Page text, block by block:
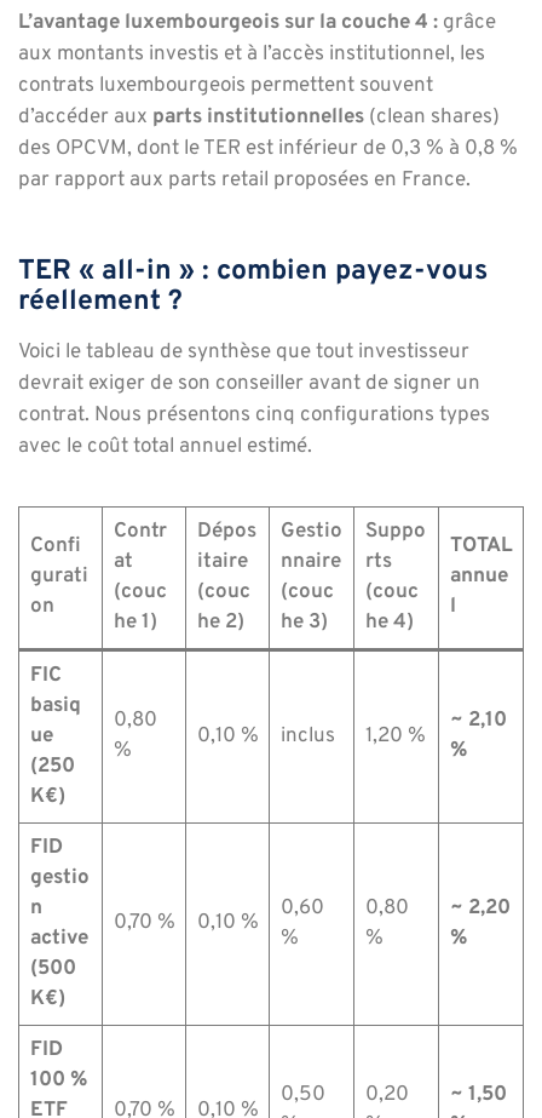
L’avantage luxembourgeois sur la couche 4 : grâce
aux montants investis et à l’accès institutionnel, les
contrats luxembourgeois permettent souvent
d’accéder aux parts institutionnelles (clean shares)
des OPCVM, dont le TER est inférieur de 0,3 % à 0,8 %
par rapport aux parts retail proposées en France.
TER « all-in » : combien payez-vous
réellement ?
Voici le tableau de synthèse que tout investisseur
devrait exiger de son conseiller avant de signer un
contrat. Nous présentons cinq configurations types
avec le coût total annuel estimé.
Confi
gurati
on
Contr
at
(couc
he 1)
Dépos
itaire
(couc
he 2)
Gestio
nnaire
(couc
he 3)
Suppo
rts
(couc
he 4)
TOTAL
annue
l
FIC
basiq
ue
(250
K€)
0,80
%
0,10 % inclus 1,20 %
~ 2,10
%
FID
gestio
n
active
(500
K€)
0,70 % 0,10 %
0,60
%
0,80
%
~ 2,20
%
FID
100 %
ETF
0,70 % 0,10 %
0,50
0,20
~ 1,50